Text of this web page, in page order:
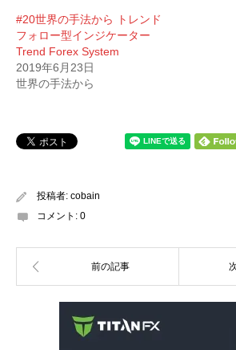
#20世界の手法から トレンド
フォロー型インジケーター
Trend Forex System
2019年6月23日
世界の手法から
投稿者: cobain
コメント: 0